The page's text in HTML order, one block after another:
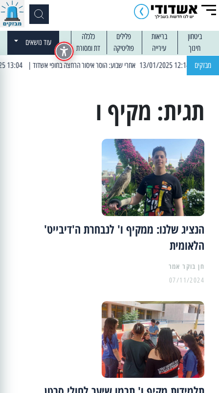
ביטחון בריאות פלילים
כלכלה
חינוך
עירייה פוליטיקה דת ומסורת
עוד נושאים
מבזקים
| 12:14 13/01/2025 אחרי שבוע: הוסר איסור הרחצה בחופי אשדוד | 13:04 14/01/2025 עובדים בלילות: עבודות קרצוף וריבוד אספלט
תגית: מקיף ו
הנציג שלנו: ממקיף ו' לנבחרת ה'דיבייט'
הלאומית
07/11/2024